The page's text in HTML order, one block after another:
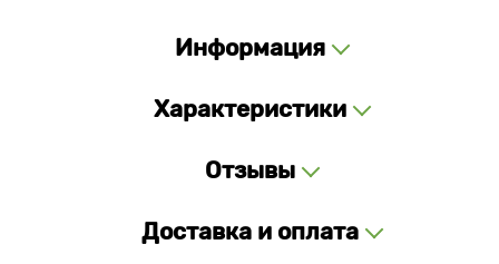
Информация
Характеристики
Отзывы
Доставка и оплата